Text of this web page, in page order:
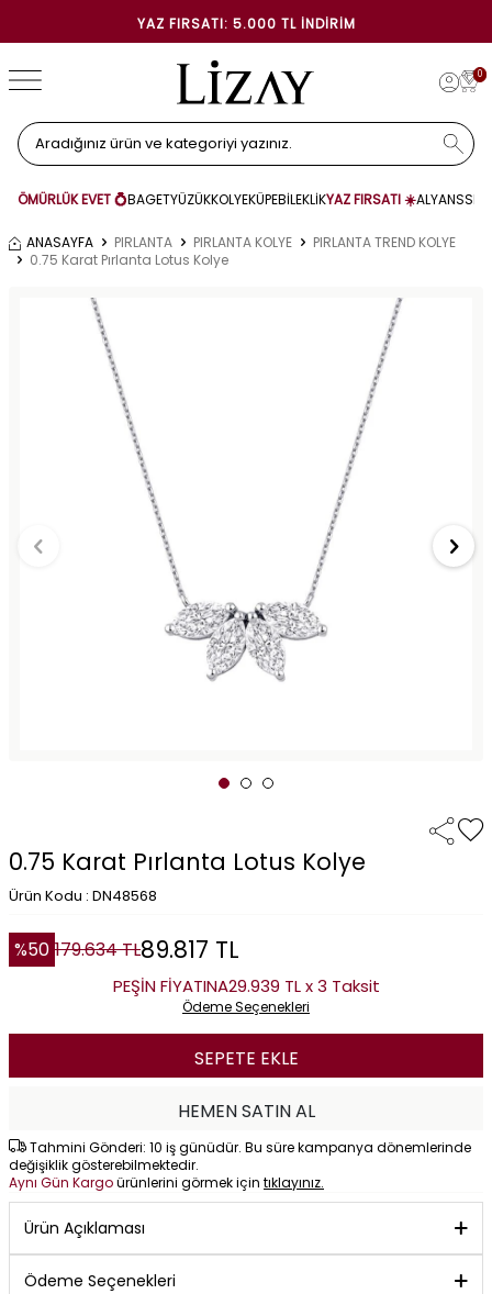
YAZ FIRSATI: 5.000 TL İNDIRIM
0
ÖMÜRLÜK EVET 💍BAGETYÜZÜKKOLYEKÜPEBİLEKLİKYAZ FIRSATI ☀️ALYANS
ANASAYFA PIRLANTA PIRLANTA KOLYE
PIRLANTA TREND KOLYE
0.75 Karat Pırlanta Lotus Kolye
0.75 Karat Pırlanta Lotus Kolye
Ürün Kodu : DN48568
%50 179.634TL89.817 TL
PEŞİN FİYATINA29.939 TL x 3 Taksit
Ödeme Seçenekleri
SEPETE EKLE
HEMEN SATIN AL
Tahmini Gönderi: 10 iş günüdür. Bu süre kampanya dönemlerinde
değişiklik gösterebilmektedir.
Aynı Gün Kargoürünlerini görmek için tıklayınız.
Ürün Açıklaması
Ödeme Seçenekleri